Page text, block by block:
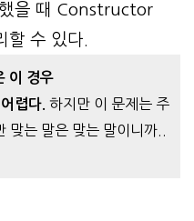
을 때 Constructor
할 수 있다.
이 경우
렵다. 하지만 이 문제는 주
맞는 말은 맞는 말이니까..